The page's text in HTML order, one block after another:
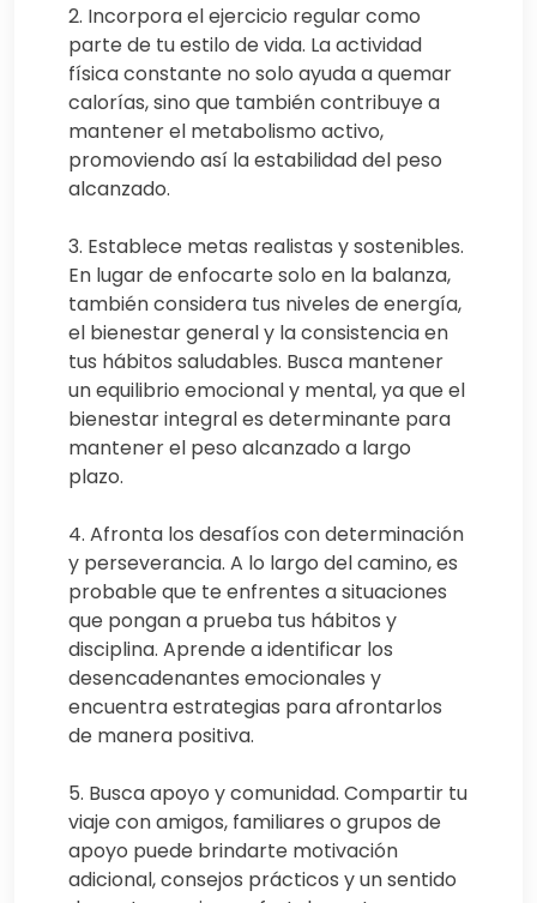
2. Incorpora el ejercicio regular como
parte de tu estilo de vida. La actividad
física constante no solo ayuda a quemar
calorías, sino que también contribuye a
mantener el metabolismo activo,
promoviendo así la estabilidad del peso
alcanzado.
3. Establece metas realistas y sostenibles.
En lugar de enfocarte solo en la balanza,
también considera tus niveles de energía,
el bienestar general y la consistencia en
tus hábitos saludables. Busca mantener
un equilibrio emocional y mental, ya que el
bienestar integral es determinante para
mantener el peso alcanzado a largo
plazo.
4. Afronta los desafíos con determinación
y perseverancia. A lo largo del camino, es
probable que te enfrentes a situaciones
que pongan a prueba tus hábitos y
disciplina. Aprende a identificar los
desencadenantes emocionales y
encuentra estrategias para afrontarlos
de manera positiva.
5. Busca apoyo y comunidad. Compartir tu
viaje con amigos, familiares o grupos de
apoyo puede brindarte motivación
adicional, consejos prácticos y un sentido